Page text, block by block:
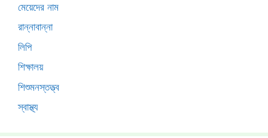
মেয়েদের নাম
রান্নাবান্না
লিপি
শিক্ষালয়
শিশুমনস্তত্ত্ব
স্বাস্থ্য